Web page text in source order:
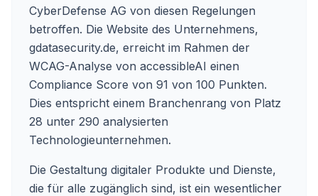
CyberDefense AG von diesen Regelungen
betroffen. Die Website des Unternehmens,
gdatasecurity.de, erreicht im Rahmen der
WCAG-Analyse von accessibleAI einen
Compliance Score von 91 von 100 Punkten.
Dies entspricht einem Branchenrang von Platz
28 unter 290 analysierten
Technologieunternehmen.
Die Gestaltung digitaler Produkte und Dienste,
die für alle zugänglich sind, ist ein wesentlicher